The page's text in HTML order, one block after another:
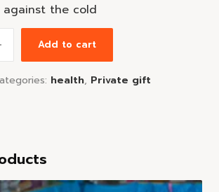
the cold
Add to cart
health, Private gift